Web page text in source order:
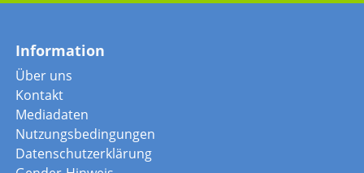
Information
Über uns
Kontakt
Mediadaten
Nutzungsbedingungen
Datenschutzerklärung